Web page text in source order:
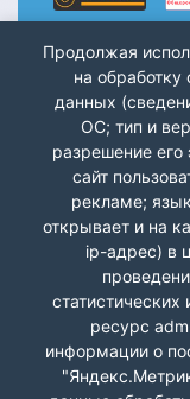
Продолжая
на обработку
данных
ОС; тип и
разрешение его
сайт
рекламе;
открывает и на
ip-адрес) в
ресурс
информации о